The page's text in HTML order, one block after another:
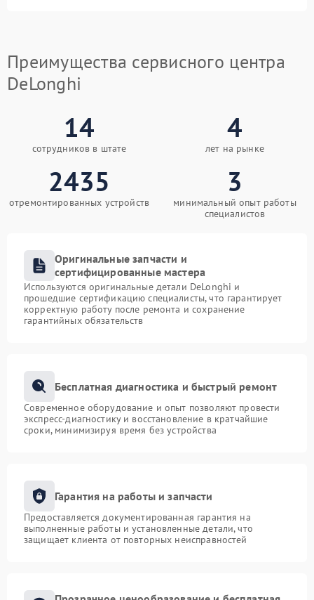
Преимущества сервисного центра
DeLonghi
14
сотрудников в штате
4
лет на рынке
2435
отремонтированных устройств
3
минимальный опыт работы
специалистов
Оригинальные запчасти и
сертифицированные мастера
Используются оригинальные детали DeLonghi и
прошедшие сертификацию специалисты, что гарантирует
корректную работу после ремонта и сохранение
гарантийных обязательств
Бесплатная диагностика и быстрый ремонт
Современное оборудование и опыт позволяют провести
экспресс-диагностику и восстановление в кратчайшие
сроки, минимизируя время без устройства
Гарантия на работы и запчасти
Предоставляется документированная гарантия на
выполненные работы и установленные детали, что
защищает клиента от повторных неисправностей